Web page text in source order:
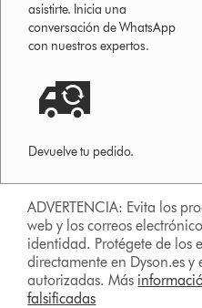
asistirte. Inicia una
conversación de WhatsApp
con nuestros expertos.
Devuelve tu pedido.
ADVERTENCIA: Evita los
web y los correos
identidad. Protégete de los
directamente en Dyson.es y
autorizadas. Más
falsificadas